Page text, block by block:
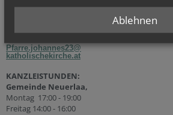
Telefon Kanzlei
Pfarre.johannes23@
katholischekirche.at
KANZLEISTUNDEN:
Gemeinde Neuerlaa,
Montag 17:00 - 19:00
Freitag 14:00 - 16:00
Ablehnen